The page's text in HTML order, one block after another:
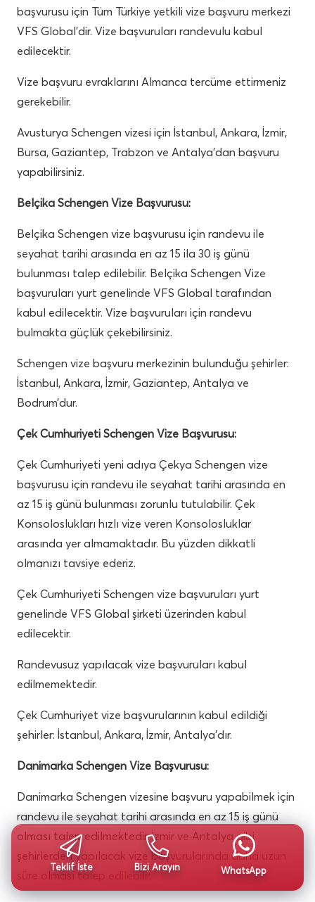
başvurusu için Tüm Türkiye yetkili vize başvuru merkezi
VFS Global’dir. Vize başvuruları randevulu kabul
edilecektir.
Vize başvuru evraklarını Almanca tercüme ettirmeniz
gerekebilir.
Avusturya Schengen vizesi için İstanbul, Ankara, İzmir,
Bursa, Gaziantep, Trabzon ve Antalya’dan başvuru
yapabilirsiniz.
Belçika Schengen Vize Başvurusu:
Belçika Schengen vize başvurusu için randevu ile
seyahat tarihi arasında en az 15 ila 30 iş günü
bulunması talep edilebilir. Belçika Schengen Vize
başvuruları yurt genelinde VFS Global tarafından
kabul edilecektir. Vize başvuruları için randevu
bulmakta güçlük çekebilirsiniz.
Schengen vize başvuru merkezinin bulunduğu şehirler:
İstanbul, Ankara, İzmir, Gaziantep, Antalya ve
Bodrum’dur.
Çek Cumhuriyeti Schengen Vize Başvurusu:
Çek Cumhuriyeti yeni adıya Çekya Schengen vize
başvurusu için randevu ile seyahat tarihi arasında en
az 15 iş günü bulunması zorunlu tutulabilir. Çek
Konsoloslukları hızlı vize veren Konsolosluklar
arasında yer almamaktadır. Bu yüzden dikkatli
olmanızı tavsiye ederiz.
Çek Cumhuriyeti Schengen vize başvuruları yurt
genelinde VFS Global şirketi üzerinden kabul
edilecektir.
Randevusuz yapılacak vize başvuruları kabul
edilmemektedir.
Çek Cumhuriyet vize başvurularının kabul edildiği
şehirler: İstanbul, Ankara, İzmir, Antalya’dır.
Danimarka Schengen Vize Başvurusu:
Danimarka Schengen vizesine başvuru yapabilmek için
randevu ile seyahat tarihi arasında en az 15 iş günü
olması talep edilmektedir. İzmir ve Antalya gibi
şehirlerden yapılacak vize başvurularında daha uzun
süre olması talep edilebilir.
Teklif İste Bizi Arayın WhatsApp